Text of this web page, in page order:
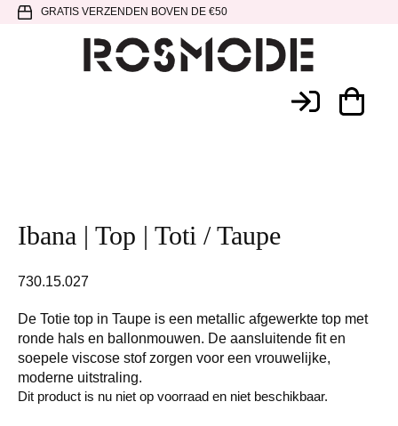
Spring
hoofdnavigatie
Door
SpringGRATIS VERZENDEN BOVEN DE €50
Ibana | Top | Toti / Taupe
730.15.027
De Totie top in Taupe is een metallic afgewerkte top met
ronde hals en ballonmouwen. De aansluitende fit en
soepele viscose stof zorgen voor een vrouwelijke,
moderne uitstraling.
Dit product is nu niet op voorraad en niet beschikbaar.